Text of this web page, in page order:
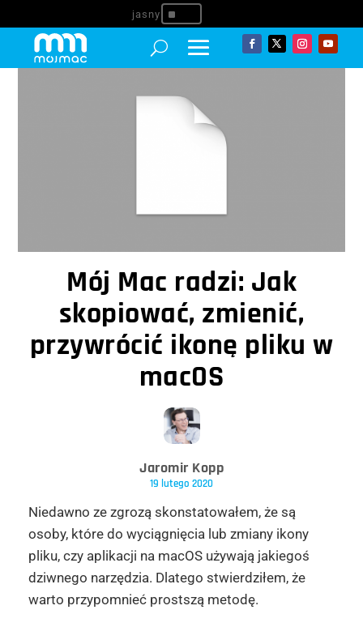
^
Mój Mac radzi: Jak
skopiować, zmienić,
przywrócić ikonę pliku w
macOS
Jaromir Kopp
19 lutego 2020
Niedawno ze zgrozą skonstatowałem, że są
osoby, które do wyciągnięcia lub zmiany ikony
pliku, czy aplikacji na macOS używają jakiegoś
dziwnego narzędzia. Dlatego stwierdziłem, że
warto przypomnieć prostszą metodę.